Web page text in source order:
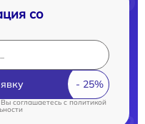
со
соглашаетесь cполитикой